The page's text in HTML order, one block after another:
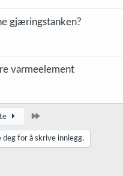
gjæringstanken?
varmeelement
deg for å skrive innlegg.